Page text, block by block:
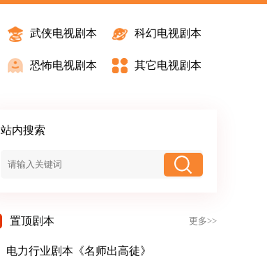
武侠电视剧本 科幻电视剧本
恐怖电视剧本 其它电视剧本
站内搜索
置顶剧本 更多>>
电力行业剧本《名师出高徒》